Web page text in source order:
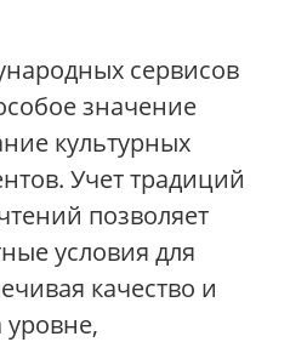
сервисов
значение
культурных
Учет традиций
позволяет
условия для
качество и
уровне,